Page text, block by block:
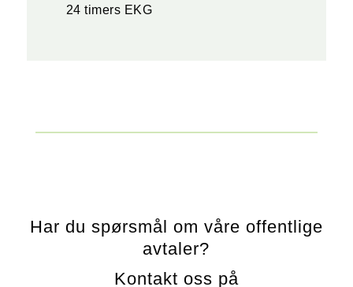
24 timers EKG
Har du spørsmål om våre offentlige
avtaler?
Kontakt oss på